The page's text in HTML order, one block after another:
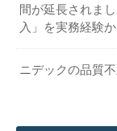
間が延長されま
入」を実務経験
ニデックの品質